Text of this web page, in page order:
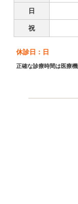
日
祝
休診日：日
正確な診療時間は医療